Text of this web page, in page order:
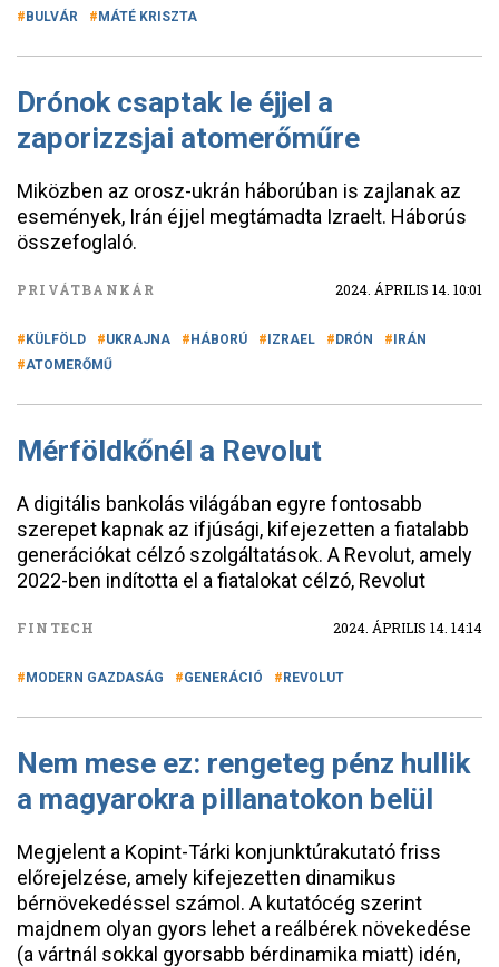
BULVÁR MÁTÉ KRISZTA
Drónok csaptak le éjjel a
zaporizzsjai atomerőműre
Miközben az orosz-ukrán háborúban is zajlanak az
események, Irán éjjel megtámadta Izraelt. Háborús
összefoglaló.
PRIVÁTBANKÁR 2024. ÁPRILIS 14. 10:01
KÜLFÖLD UKRAJNA HÁBORÚ IZRAEL DRÓN
IRÁN
ATOMERŐMŰ
Mérföldkőnél a Revolut
A digitális bankolás világában egyre fontosabb
szerepet kapnak az ifjúsági, kifejezetten a fiatalabb
generációkat célzó szolgáltatások. A Revolut, amely
2022-ben indította el a fiatalokat célzó, Revolut
FINTECH 2024. ÁPRILIS 14. 14:14
MODERN GAZDASÁG GENERÁCIÓ REVOLUT
Nem mese ez: rengeteg pénz hullik
a magyarokra pillanatokon belül
Megjelent a Kopint-Tárki konjunktúrakutató friss
előrejelzése, amely kifejezetten dinamikus
bérnövekedéssel számol. A kutatócég szerint
majdnem olyan gyors lehet a reálbérek növekedése
(a vártnál sokkal gyorsabb bérdinamika miatt) idén,